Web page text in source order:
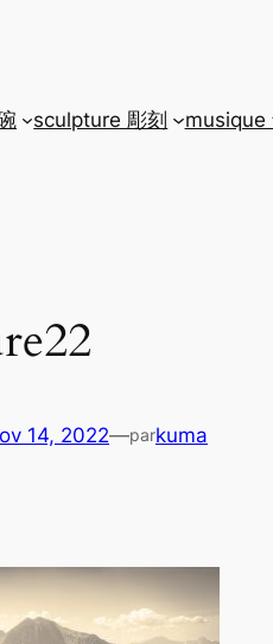
sculpture 彫刻 musique
14, 2022—parkuma